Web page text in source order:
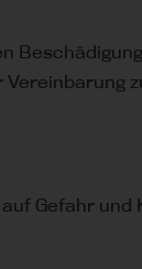
Gefahr und